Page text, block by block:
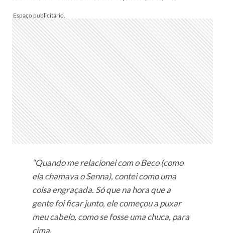
“Quando me relacionei com o Beco (como
ela chamava o Senna), contei como uma
coisa engraçada. Só que na hora que a
gente foi ficar junto, ele começou a puxar
meu cabelo, como se fosse uma chuca, para
cima.